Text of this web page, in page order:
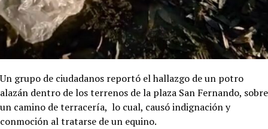
Un grupo de ciudadanos reportó el hallazgo de un potro
alazán dentro de los terrenos de la plaza San Fernando, sobre
un camino de terracería, lo cual, causó indignación y
conmoción al tratarse de un equino.